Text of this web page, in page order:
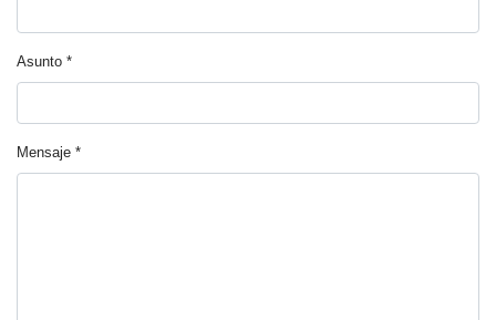
Asunto *
Mensaje *